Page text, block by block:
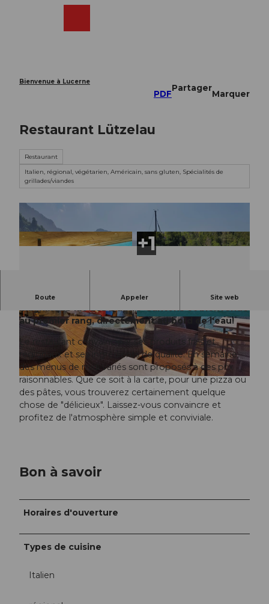
Bienvenue à Lucerne
PDF
Partager
Marquer
Restaurant Lützelau
Restaurant
Italien, régional, végétarien, Américain, sans gluten, Spécialités de
grillades/viandes
© Seerestaurant Lützelau |CC-BY-NC-ND
© Seerestaurant Lützelau | CC-BY-NC-ND © Seerestaurant Lützelau | CC-BY-NC-ND
Route Appeler Site web
Grüezi au Seerestaurant LÜTZELAU au bord du
magnifique lac des Quatre-Cantons et bienvenue
au premier rang, directement au bord de l'eau!
Le restaurant convainc par ses produits frais et
régionaux et ses ingrédients de qualité. En semaine,
des menus de midi variés sont proposés à des prix
raisonnables. Que ce soit à la carte, pour une pizza ou
des pâtes, vous trouverez certainement quelque
chose de "délicieux". Laissez-vous convaincre et
profitez de l'atmosphère simple et conviviale.
Bon à savoir
Horaires d'ouverture
Types de cuisine
Italien